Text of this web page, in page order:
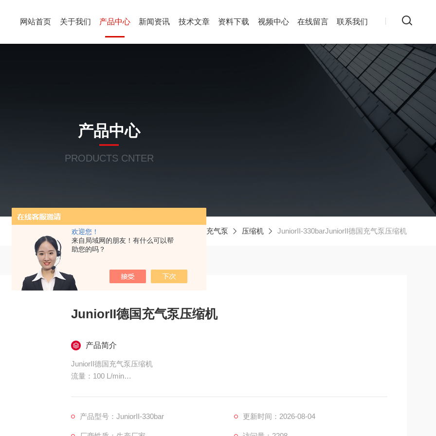
欢迎您！
来自局域网的朋友！有什么可以帮
助您的吗？
网站首页 关于我们 产品中心 新闻资讯 技术文章 资料下载 视频中心 在线留言 联系我们
产品中心
PRODUCTS CNTER
当前位置：首页 科尔奇呼吸空气充气泵 压缩机 JuniorII-330barJuniorII德国充气泵压缩机
JuniorII德国充气泵压缩机
产品简介
JuniorII德国充气泵压缩机
流量：100 L/min
过滤系统：TRIPLEX P21
产品型号：JuniorII-330bar 更新时间：2026-08-04